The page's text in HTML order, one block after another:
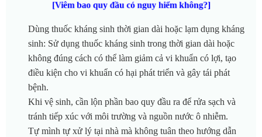
[Viêm bao quy đầu có nguy hiểm không?]
Dùng thuốc kháng sinh thời gian dài hoặc lạm dụng kháng
sinh: Sử dụng thuốc kháng sinh trong thời gian dài hoặc
không đúng cách có thể làm giảm cả vi khuẩn có lợi, tạo
điều kiện cho vi khuẩn có hại phát triển và gây tái phát
bệnh.
Khi vệ sinh, cần lộn phần bao quy đầu ra để rửa sạch và
tránh tiếp xúc với môi trường và nguồn nước ô nhiễm.
Tự mình tự xử lý tại nhà mà không tuân theo hướng dẫn